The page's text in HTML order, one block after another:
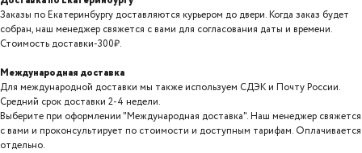
Заказы по Екатеринбургу доставляются курьером до двери. Когда заказ будет
собран, наш менеджер свяжется с вами для согласования даты и времени.
Стоимость доставки-300₽.
Международная доставка
Для международной доставки мы также используем СДЭК и Почту России.
Средний срок доставки 2-4 недели.
Выберите при оформлении "Международная доставка". Наш менеджер свяжется
с вами и проконсультирует по стоимости и доступным тарифам. Оплачивается
отдельно.